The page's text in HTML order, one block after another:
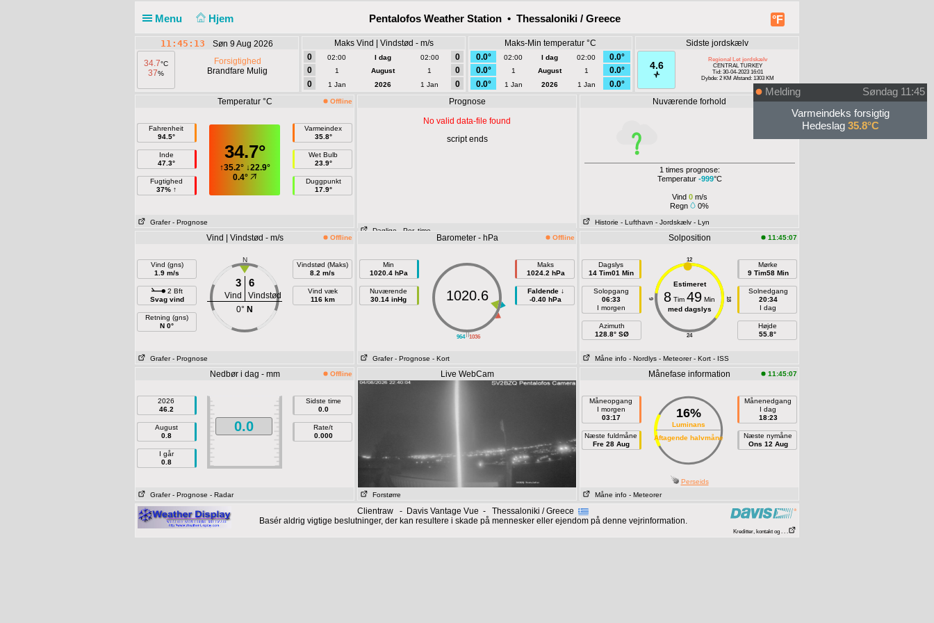
Menu Hjem °F
Pentalofos Weather Station • Thessaloniki / Greece
11:45:13
Søn 9 Aug 2026
34.7°C
37%
Forsigtighed
Brandfare Mulig
Maks Vind | Vindstød - m/s
0
02:00 I dag 02:00
0
0
1 August 1
0
0
1 Jan 2026 1 Jan 0
Maks-Min temperatur °C
0.0°
02:00 I dag 02:00
0.0°
0.0°
1 August 1
0.0°
0.0°
1 Jan 2026 1 Jan 0.0°
Sidste jordskælv
4.6
Regional Let jordskælv
CENTRAL TURKEY
Tid: 30-04-2023 16:01
Dybde: 2 KM Afstand: 1303 KM
Temperatur °C Offline
Fahrenheit
94.5°
Inde
47.3°
Fugtighed
37% ↑
34.7°
↑35.2°↓22.9°
0.4°
Varmeindex
35.8°
Wet Bulb
23.9°
Duggpunkt
17.9°
Grafer - Prognose
Prognose
No valid data-file found
script ends
Daglige - Per. time
Nuværende forhold Offline
1 times prognose:
Temperatur -999°C
Vind 0m/s
Regn
0%
Historie - Lufthavn - Jordskælv - Lyn
Vind | Vindstød - m/s Offline
Vind (gns)
1.9 m/s
2 Bft
Svag vind
Retning (gns)
N 0°
N
3 6
Vind
Vindstød
0° N
Vindstød (Maks)
8.2 m/s
Vind væk
116 km
Grafer - Prognose
Barometer - hPa Offline
Min
1020.4 hPa
Nuværende
30.14 inHg
||
964 1036
1020.6
Maks
1024.2 hPa
Faldende ↓
-0.40 hPa
Grafer - Prognose - Kort
Solposition 11:45:07
Dagslys
14 Tim01 Min
Solopgang
06:33
I morgen
Azimuth
128.8° SØ
12
24
6 18
Estimeret
8 Tim 49 Min
med dagslys
Mørke
9 Tim58 Min
Solnedgang
20:34
I dag
Højde
55.8°
Måne info - Nordlys - Meteorer - Kort - ISS
Nedbør i dag - mm Offline
2026
46.2
August
0.8
I går
0.8
0.0
Sidste time
0.0
Rate/t
0.000
Grafer - Prognose - Radar
Live WebCam
Forstørre
Månefase information 11:45:07
Måneopgang
I morgen
03:17
Næste fuldmåne
Fre 28 Aug
16%
Luminans
Aftagende halvmåne
Månenedgang
I dag
18:23
Næste nymåne
Ons 12 Aug
Perseids
Måne info - Meteorer
Clientraw - Davis Vantage Vue - Thessaloniki / Greece
Basér aldrig vigtige beslutninger, der kan resultere i skade på mennesker eller ejendom på denne vejrinformation.
Kreditter, kontakt og . . .
Melding
Søndag 11:45
Varmeindeks forsigtig
Hedeslag 35.8°C